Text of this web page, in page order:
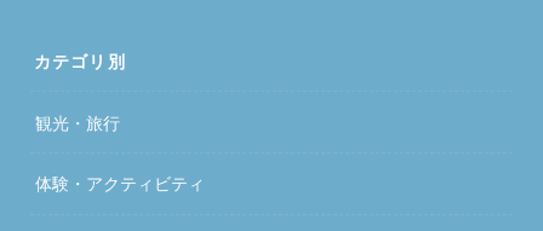
カテゴリ別
観光・旅行
体験・アクティビティ